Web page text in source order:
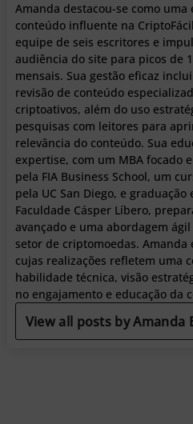
Amanda destacou-se como
conteúdo influente na
equipe de seis escritores e
audiência do site para picos de
mensais. Sua gestão eficaz
revisão de conteúdo
criptoativos, além do uso
pesquisas com leitores para
relevância do conteúdo. Sua
expertise, com um MBA focado
pela FIA Business School, um
pela UC San Diego, e
Faculdade Cásper Líbero,
avançado e uma abordagem
setor de criptomoedas.
cujas realizações refletem uma
habilidade técnica, visão
no engajamento e educação da
View all posts by Amanda